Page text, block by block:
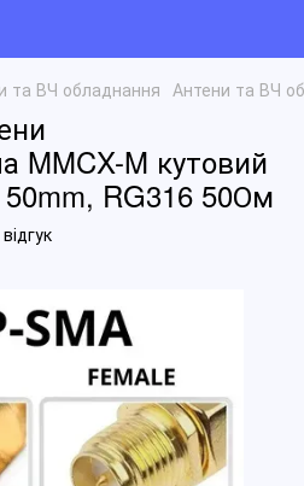
та ВЧ обладнання Антени та ВЧ
MMCX-M кутовий
RG316 50Ом